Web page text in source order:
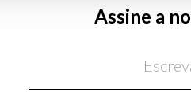
Assine a